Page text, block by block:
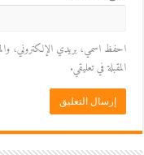
احفظ اسمي، بريدي الإلكتروني،
المقبلة في تعليقي.